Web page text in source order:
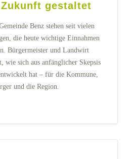
gestaltet
Benz stehen seit vielen
die heute wichtige Einnahmen
Bürgermeister und Landwirt
wie sich aus anfänglicher Skepsis
hat – für die Kommune,
und die Region.